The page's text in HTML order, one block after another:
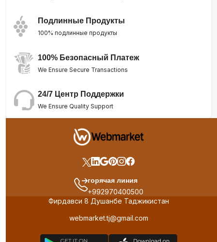
Подлинные Продукты
100% подлинные продукты
100% Безопасный Платеж
We Ensure Secure Transactions
24/7 Центр Поддержки
We Ensure Quality Support
горячая линия
+992970400500
Фирдавси 8 Душанбе Таджикистан
webmarket.tj@gmail.com